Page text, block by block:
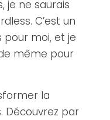
je ne saurais
C’est un
pour moi, et je
même pour
la
Découvrez par